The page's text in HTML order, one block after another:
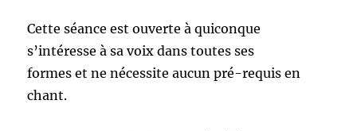
Cette séance est ouverte à quiconque
s’intéresse à sa voix dans toutes ses
formes et ne nécessite aucun pré-requis en
chant.